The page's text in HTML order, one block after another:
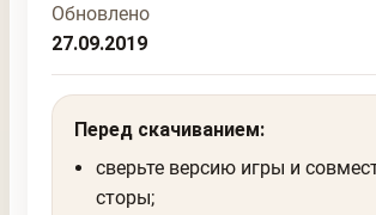
Обновлено
27.09.2019
Перед скачиванием:
сверьте версию игры и
сторы;